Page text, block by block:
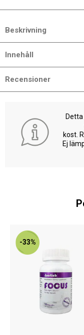
Beskrivning
Innehåll
Recensioner
kost.
Ej
-33%